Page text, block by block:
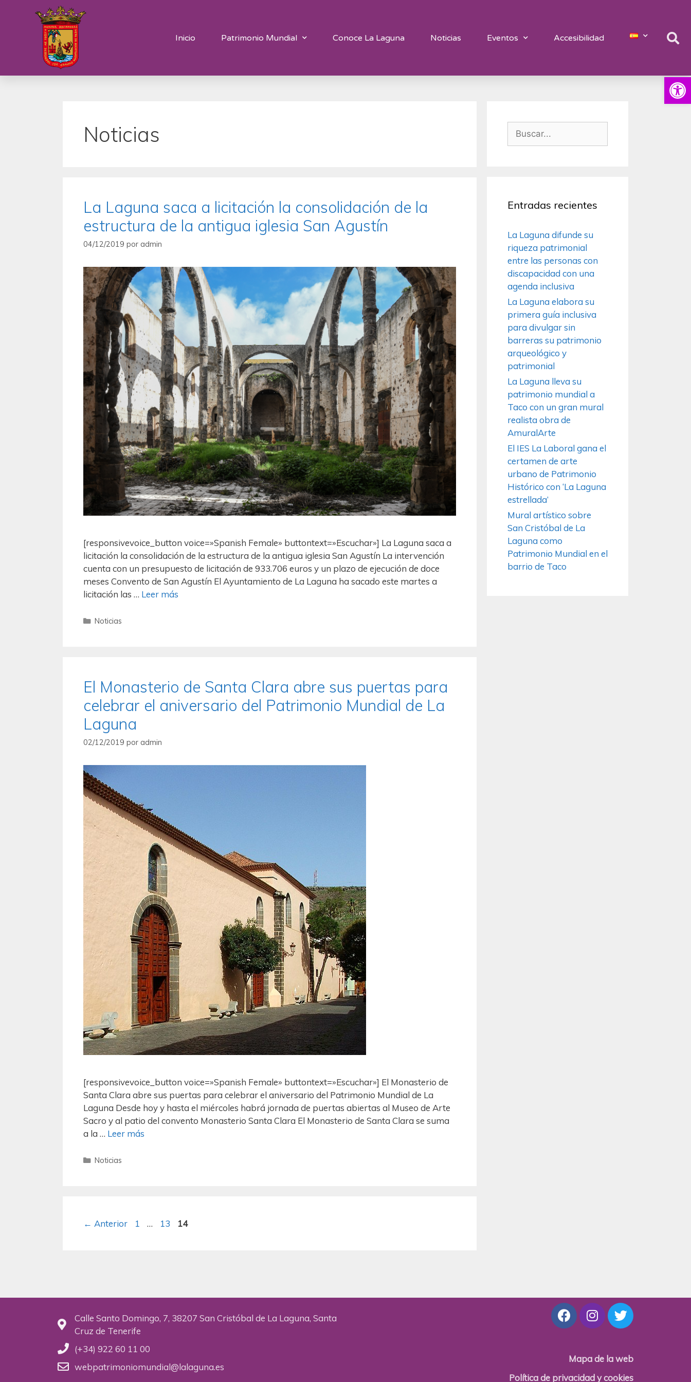
Abrir
Inicio Patrimonio Mundial Conoce La Laguna Noticias Eventos Accesibilidad
Noticias
La Laguna saca a licitación la consolidación de la
estructura de la antigua iglesia San Agustín
04/12/2019 por admin
[responsivevoice_button voice=»Spanish Female» buttontext=»Escuchar»] La Laguna saca a
licitación la consolidación de la estructura de la antigua iglesia San Agustín La intervención
cuenta con un presupuesto de licitación de 933.706 euros y un plazo de ejecución de doce
meses Convento de San Agustín El Ayuntamiento de La Laguna ha sacado este martes a
licitación las … Leer más
Noticias
El Monasterio de Santa Clara abre sus puertas para
celebrar el aniversario del Patrimonio Mundial de La
Laguna
02/12/2019 por admin
[responsivevoice_button voice=»Spanish Female» buttontext=»Escuchar»] El Monasterio de
Santa Clara abre sus puertas para celebrar el aniversario del Patrimonio Mundial de La
Laguna Desde hoy y hasta el miércoles habrá jornada de puertas abiertas al Museo de Arte
Sacro y al patio del convento Monasterio Santa Clara El Monasterio de Santa Clara se suma
a la … Leer más
Noticias
← Anterior 1 … 13 14
Entradas recientes
La Laguna difunde su
riqueza patrimonial
entre las personas con
discapacidad con una
agenda inclusiva
La Laguna elabora su
primera guía inclusiva
para divulgar sin
barreras su patrimonio
arqueológico y
patrimonial
La Laguna lleva su
patrimonio mundial a
Taco con un gran mural
realista obra de
AmuralArte
El IES La Laboral gana el
certamen de arte
urbano de Patrimonio
Histórico con ‘La Laguna
estrellada’
Mural artístico sobre
San Cristóbal de La
Laguna como
Patrimonio Mundial en el
barrio de Taco
Calle Santo Domingo, 7, 38207 San Cristóbal de La Laguna, Santa
Cruz de Tenerife
(+34) 922 60 11 00
webpatrimoniomundial@lalaguna.es
Mapa de la web
Política de privacidad y cookies